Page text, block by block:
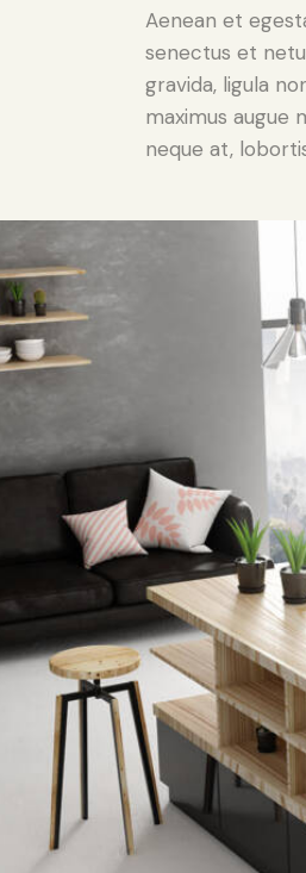
Aenean et
senectus et
gravida, ligula
maximus augue
neque at,